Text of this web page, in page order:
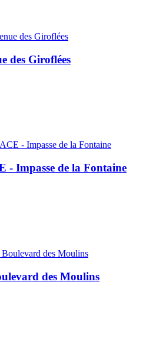
des Giroflées
Impasse de la Fontaine
des Moulins